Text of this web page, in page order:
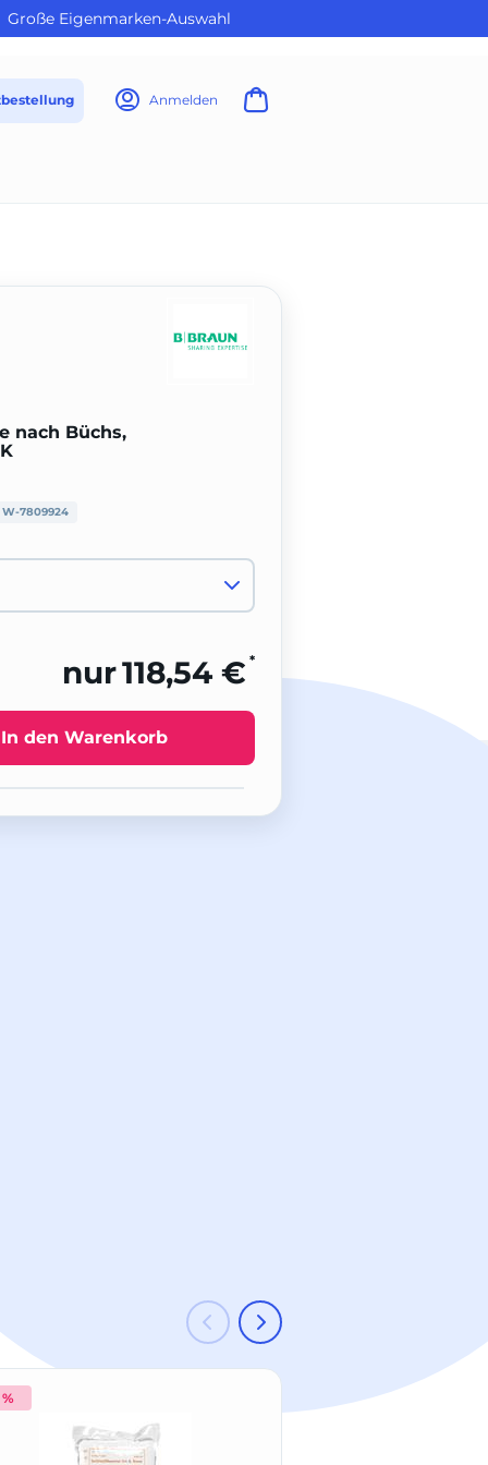
Große Eigenmarken-Auswahl
Anmelden
nach Büchs,
W-7809924
nur118,54 € *
In den Warenkorb
-3 %